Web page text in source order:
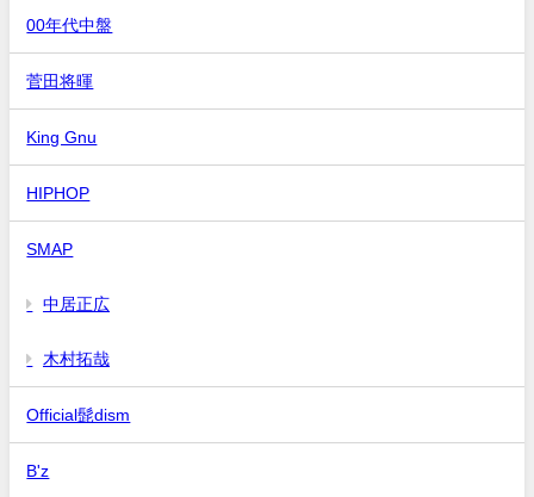
00年代中盤
菅田将暉
King Gnu
HIPHOP
SMAP
中居正広
木村拓哉
Official髭dism
B'z